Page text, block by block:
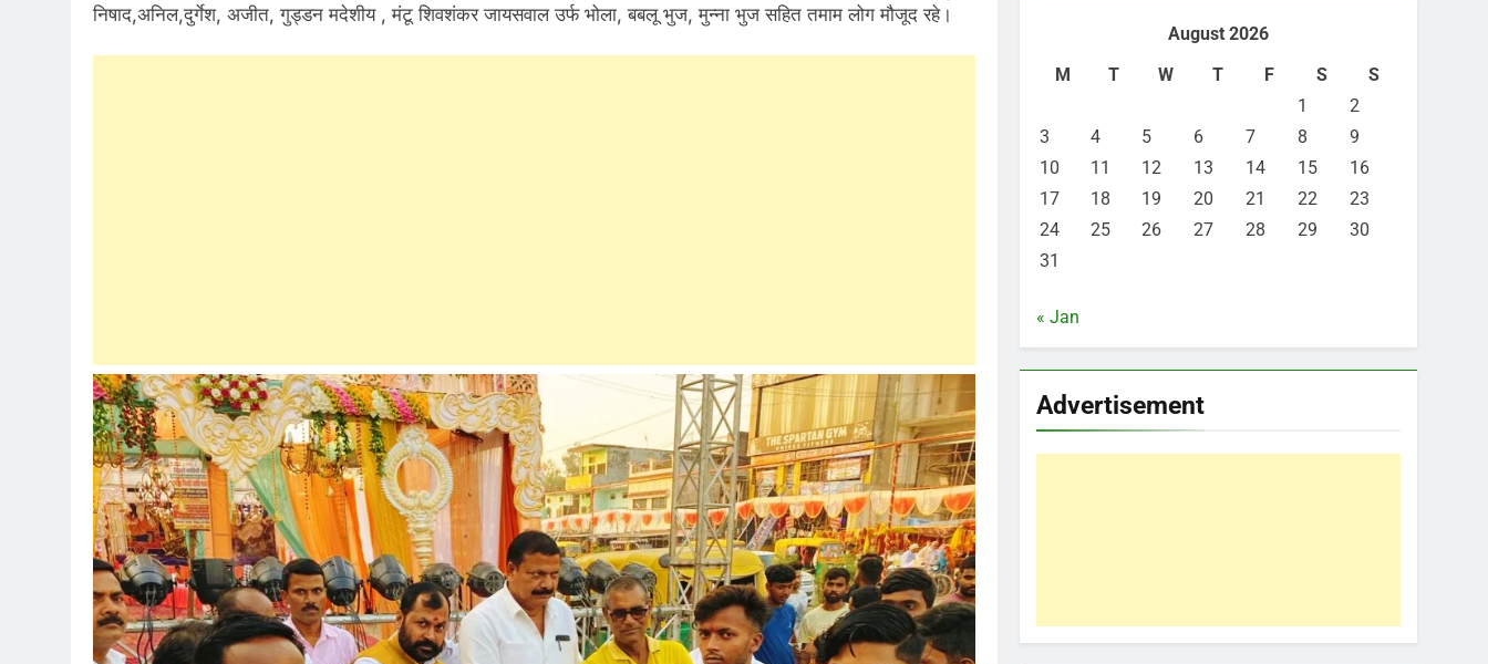
निषाद,अनिल,दुर्गेश, अजीत, गुड्डन मदेशीय , मंटू शिवशंकर जायसवाल उर्फ भोला, बबलू भुज, मुन्ना भुज सहित तमाम लोग मौजूद रहे।
August 2026
M
T W T F S
S
1
2
3
4 5 6 7 8
9
10
11 12 13 14 15
16
17
18 19 20 21 22
23
24
25 26 27 28 29
30
31
« Jan
Advertisement